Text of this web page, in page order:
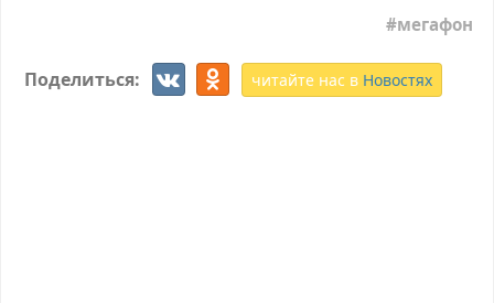
мегафон
Поделиться: читайте нас в Новостях